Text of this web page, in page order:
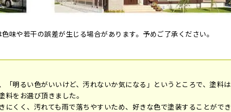
味や若干の誤差が生じる場合があります。予めご了承ください。
「明るい色がいいけど、汚れないか気になる」というところで、塗料は
料をお選び頂きました。
にくく、汚れても雨で落ちやすいため、好きな色で塗装することができ